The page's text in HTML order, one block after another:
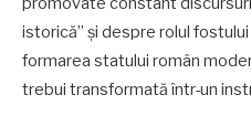
istorică” și despre rolul
formarea statului român
trebui transformată într-un